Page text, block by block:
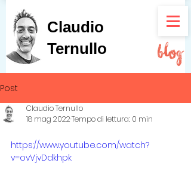
Claudio
Ternullo
Post
Claudio Ternullo
18 mag 2022Tempo di lettura: 0 min
https://www.youtube.com/watch?
v=ovVjvDdkhpk